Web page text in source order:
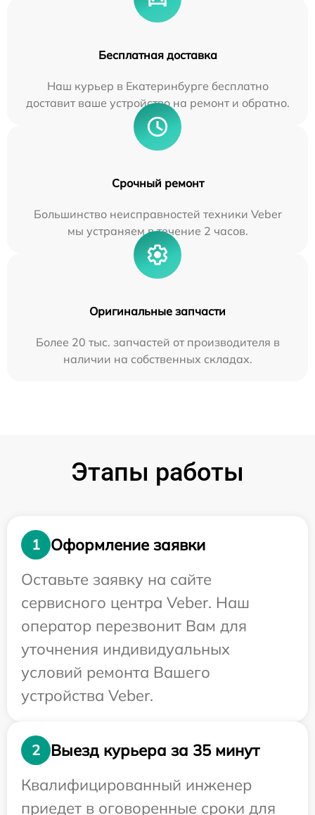
Бесплатная доставка
Наш курьер в Екатеринбурге бесплатно
доставит ваше устройство на ремонт и обратно.
Срочный ремонт
Большинство неисправностей техники Veber
мы устраняем в течение 2 часов.
Оригинальные запчасти
Более 20 тыс. запчастей от производителя в
наличии на собственных складах.
Этапы работы
1
Оформление заявки
Оставьте заявку на сайте
сервисного центра Veber. Наш
оператор перезвонит Вам для
уточнения индивидуальных
условий ремонта Вашего
устройства Veber.
2
Выезд курьера за 35 минут
Квалифицированный инженер
приедет в оговоренные сроки для